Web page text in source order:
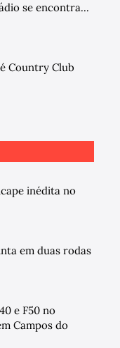
se encontra...
Country Club
inédita no
em duas rodas
e F50 no
Campos do